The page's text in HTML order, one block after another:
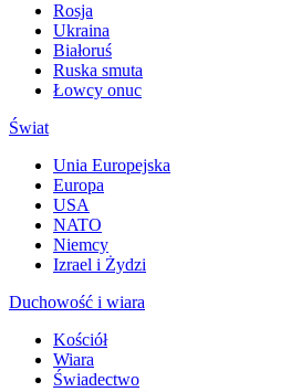
Rosja
Ukraina
Białoruś
Ruska smuta
Łowcy onuc
Świat
Unia Europejska
Europa
USA
NATO
Niemcy
Izrael i Żydzi
Duchowość i wiara
Kościół
Wiara
Świadectwo